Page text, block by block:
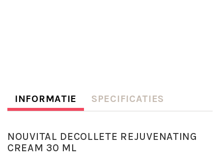
INFORMATIE SPECIFICATIES
NOUVITAL DECOLLETE REJUVENATING
CREAM 30 ML